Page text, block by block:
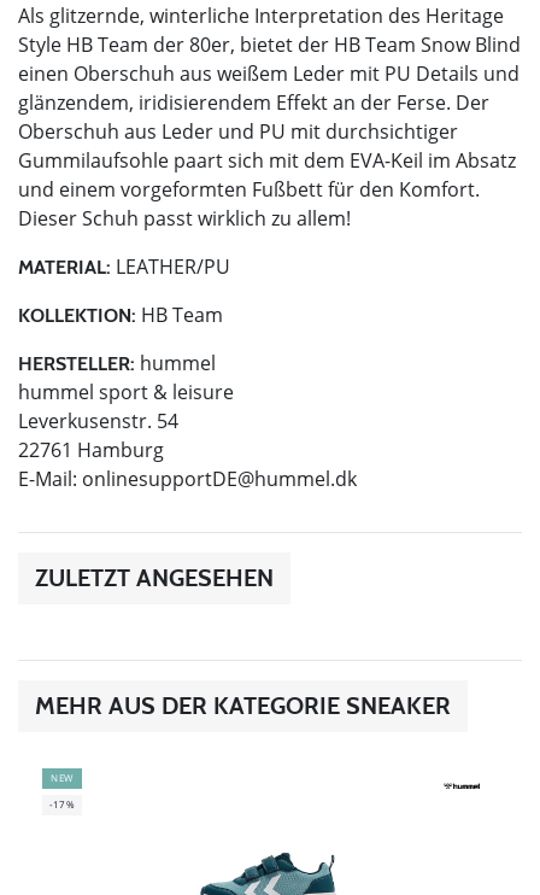
Als glitzernde, winterliche Interpretation des Heritage
Style HB Team der 80er, bietet der HB Team Snow Blind
einen Oberschuh aus weißem Leder mit PU Details und
glänzendem, iridisierendem Effekt an der Ferse. Der
Oberschuh aus Leder und PU mit durchsichtiger
Gummilaufsohle paart sich mit dem EVA-Keil im Absatz
und einem vorgeformten Fußbett für den Komfort.
Dieser Schuh passt wirklich zu allem!
MATERIAL: LEATHER/PU
KOLLEKTION: HB Team
HERSTELLER: hummel
hummel sport & leisure
Leverkusenstr. 54
22761 Hamburg
E-Mail: onlinesupportDE@hummel.dk
ZULETZT ANGESEHEN
MEHR AUS DER KATEGORIE SNEAKER
NEW
-17%